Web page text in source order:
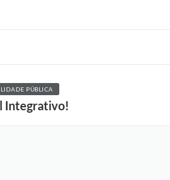
PÚBLICA
Integrativo!